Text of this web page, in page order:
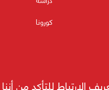
كورونا
الارتباط للتأكد من